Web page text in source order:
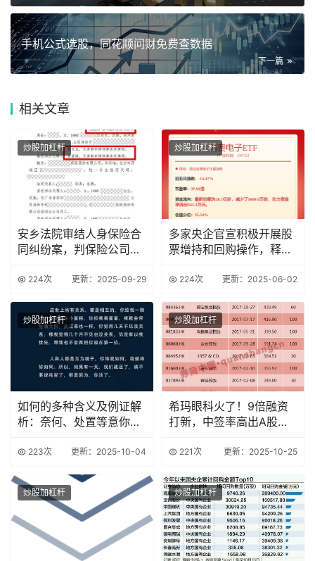
手机公式选股，同花顺问财免费查数据
下一篇
相关文章
炒股加杠杆
安乡法院审结人身保险合
同纠纷案，判保险公司行
224次 更新：2025-09-29
炒股加杠杆
多家央企官宣积极开展股
票增持和回购操作，释放
224次 更新：2025-06-02
炒股加杠杆
如何的多种含义及例证解
析：奈何、处置等意你知
223次 更新：2025-10-04
炒股加杠杆
希玛眼科火了！9倍融资
打新，中签率高出A股
221次 更新：2025-10-25
炒股加杠杆 炒股加杠杆